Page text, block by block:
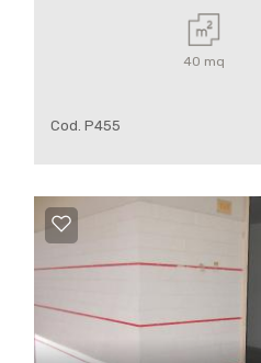
40 mq
Cod. P455